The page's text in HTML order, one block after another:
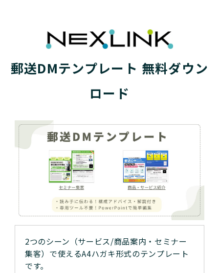
郵送DMテンプレート 無料ダウン
ロード
2つのシーン（サービス/商品案内・セミナー
集客）で使えるA4ハガキ形式のテンプレート
です。